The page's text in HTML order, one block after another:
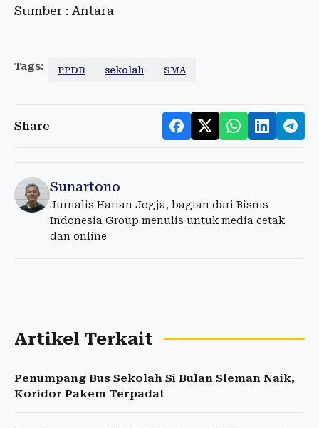
Sumber : Antara
Tags: PPDB sekolah SMA
Share
Sunartono
Jurnalis Harian Jogja, bagian dari Bisnis
Indonesia Group menulis untuk media cetak
dan online
Artikel Terkait
Penumpang Bus Sekolah Si Bulan Sleman Naik,
Koridor Pakem Terpadat